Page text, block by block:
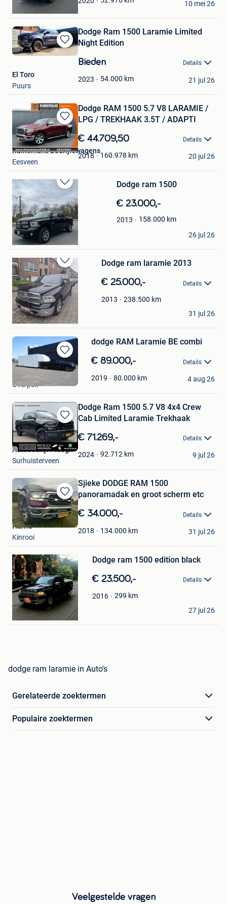
Heusden
10 mei 26
Bewaren
in
Favorieten
Dodge Ram 1500 Laramie Limited
Night Edition
Bieden Details
2023 54.000 km
El Toro
Puurs
21 jul 26
Bewaren
in
Mijn
Favorieten
Dodge RAM 1500 5.7 V8 LARAMIE /
LPG / TREKHAAK 3.5T / ADAPTI
€ 44.709,50 Details
2018 160.978 km
Ruinemans Bedrijfswagens
Eesveen
20 jul 26
Bewaren
in
Mijn
Favorieten
Dodge ram 1500
€ 23.000,-
2013 158.000 km
TG09
La Louviere
26 jul 26
Bewaren
in
Mijn
Favorieten
Dodge ram laramie 2013
€ 25.000,- Details
2013 238.500 km
Vasili Lukiyan
Dilbeek
31 jul 26
Bewaren
in
Favorieten
dodge RAM Laramie BE combi
€ 89.000,- Details
2019 80.000 km
Overpelt
4 aug 26
Bewaren
in
Mijn
Favorieten
Dodge Ram 1500 5.7 V8 4x4 Crew
Cab Limited Laramie Trekhaak
€ 71.269,- Details
2024 92.712 km
Autobedrijf Ploegh
Surhuisterveen
9 jul 26
Bewaren
in
Mijn
Favorieten
Sjieke DODGE RAM 1500
panoramadak en groot scherm etc
€ 34.000,- Details
2018 134.000 km
Harrie
Kinrooi
31 jul 26
Mijn
Favorieten
Dodge ram 1500 edition black
€ 23.500,- Details
2016 299 km
alain
Groot - Bijgaarden
27 jul 26
dodge ram laramie in Auto's
Gerelateerde zoektermen
Populaire zoektermen
Veelgestelde vragen